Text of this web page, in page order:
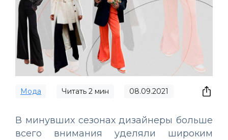
Мода Читать 2 мин 08.09.2021
В минувших сезонах дизайнеры больше
всего внимания уделяли широким